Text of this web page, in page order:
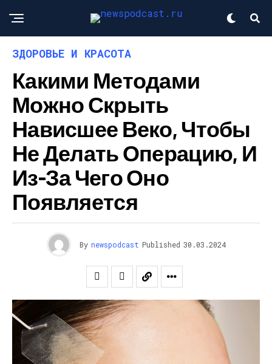
ЗДОРОВЬЕ И КРАСОТА
Какими Методами
Можно Скрыть
Нависшее Веко, Чтобы
Не Делать Операцию, И
Из-За Чего Оно
Появляется
By newspodcast Published 30.03.2024